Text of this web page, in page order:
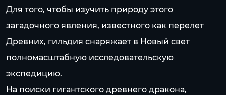
Для того, чтобы изучить природу этого
загадочного явления, известного как перелет
Древних, гильдия снаряжает в Новый свет
полномасштабную исследовательскую
экспедицию.
На поиски гигантского древнего дракона,